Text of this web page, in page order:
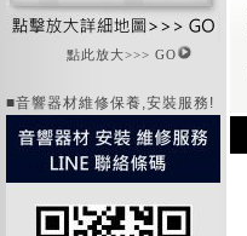
點此放大>>> GO
■音響器材維修保養,安裝服務!